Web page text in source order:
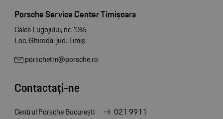
Porsche Service Center Timișoara
Calea Lugojului, nr. 136
Loc. Ghiroda, jud. Timiș
porschetm@porsche.ro
Contactați-ne
Centrul Porsche București
021 9911